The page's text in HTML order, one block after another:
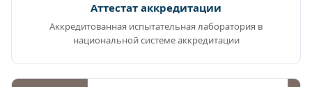
Аттестат аккредитации
Аккредитованная испытательная лаборатория в
национальной системе аккредитации